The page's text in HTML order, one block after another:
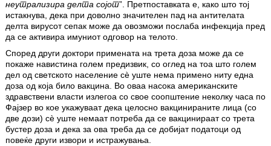
неутрализира делта сојот”. Претпоставката е, како што тој
истакнува, дека при доволно значителен пад на антителата
делта вирусот сепак може да овозможи послаба инфекција пред
да се активира имуниот одговор на телото.
Според други доктори примената на трета доза може да се
покаже навистина голем предизвик, со оглед на тоа што голем
дел од светското население сè уште нема примено ниту една
доза од која било вакцина. Во оваа насока американските
здравствени власти излегоа со свое соопштение неколку часа по
Фајзер во кое укажуваат дека целосно вакцинираните лица (со
две дози) сè уште немаат потреба да се вакцинираат со трета
бустер доза и дека за ова треба да се добијат податоци од
повеќе други извори и истражувања.